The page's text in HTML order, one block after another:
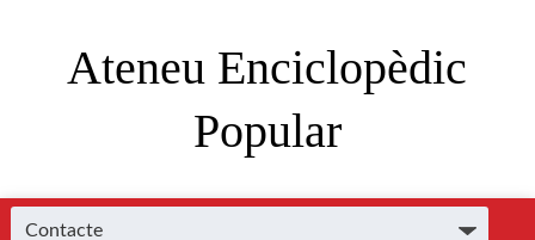
Ateneu Enciclopèdic
Popular